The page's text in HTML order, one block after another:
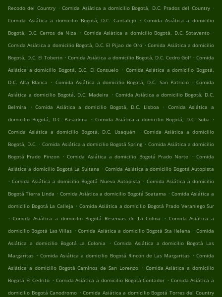
Recodo del Country . Comida Asiática a domicilio Bogotá, D.C. Prados del Country .
Comida Asiática a domicilio Bogotá, D.C. Cantalejo . Comida Asiática a domicilio
Bogotá, D.C. Cerros de Niza . Comida Asiática a domicilio Bogotá, D.C. Sotavento .
Comida Asiática a domicilio Bogotá, D.C. El Pijao de Oro . Comida Asiática a domicilio
Bogotá, D.C. El Toberin . Comida Asiática a domicilio Bogotá, D.C. Cedro Golf . Comida
Asiática a domicilio Bogotá, D.C. El Consuelo . Comida Asiática a domicilio Bogotá,
D.C. Alta Blanca
. Comida Asiática a domicilio Bogotá, D.C. San Patricio . Comida
Asiática a domicilio Bogotá, D.C. Madeira . Comida Asiática a domicilio Bogotá, D.C.
Belmira
. Comida Asiática a domicilio Bogotá, D.C. Lisboa . Comida Asiática a
domicilio Bogotá, D.C. Pasadena . Comida Asiática a domicilio Bogotá, D.C. Suba .
Comida Asiática a domicilio Bogotá, D.C. Usaquén . Comida Asiática a domicilio
Bogotá, D.C. . Comida Asiática a domicilio Bogotá Spring . Comida Asiática a domicilio
Bogotá Prado Pinzon . Comida Asiática a domicilio Bogotá Prado Norte . Comida
Asiática a domicilio Bogotá La Sultana . Comida Asiática a domicilio Bogotá Autopista
. Comida Asiática a domicilio Bogotá Nueva Autopista . Comida Asiática a domicilio
Bogotá Tierra Linda . Comida Asiática a domicilio Bogotá Soatama . Comida Asiática a
domicilio Bogotá La Calleja . Comida Asiática a domicilio Bogotá Prado Veraniego Sur
. Comida Asiática a domicilio Bogotá Reservas de La Colina . Comida Asiática a
domicilio Bogotá Las Villas . Comida Asiática a domicilio Bogotá Sta Helena . Comida
Asiática a domicilio Bogotá La Colonia
. Comida Asiática a domicilio Bogotá Las
Margaritas . Comida Asiática a domicilio Bogotá Rincon de Las Margaritas . Comida
Asiática a domicilio Bogotá Caminos de San Lorenzo . Comida Asiática a domicilio
Bogotá El Cedrito . Comida Asiática a domicilio Bogotá Contador . Comida Asiática a
domicilio Bogotá Canodromo . Comida Asiática a domicilio Bogotá Torres del Country